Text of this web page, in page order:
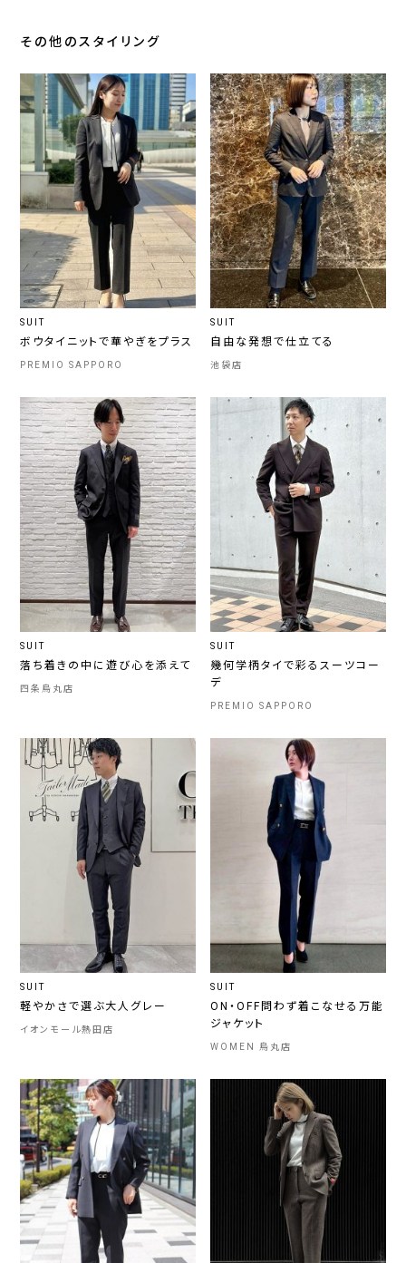
その他のスタイリング
SUIT
ボウタイニットで華やぎをプラス
PREMIO SAPPORO
SUIT
自由な発想で仕立てる
池袋店
SUIT
落ち着きの中に遊び心を添えて
四条烏丸店
SUIT
幾何学柄タイで彩るスーツコー
デ
PREMIO SAPPORO
SUIT
軽やかさで選ぶ大人グレー
イオンモール熱田店
SUIT
ON・OFF問わず着こなせる万能
ジャケット
WOMEN 烏丸店